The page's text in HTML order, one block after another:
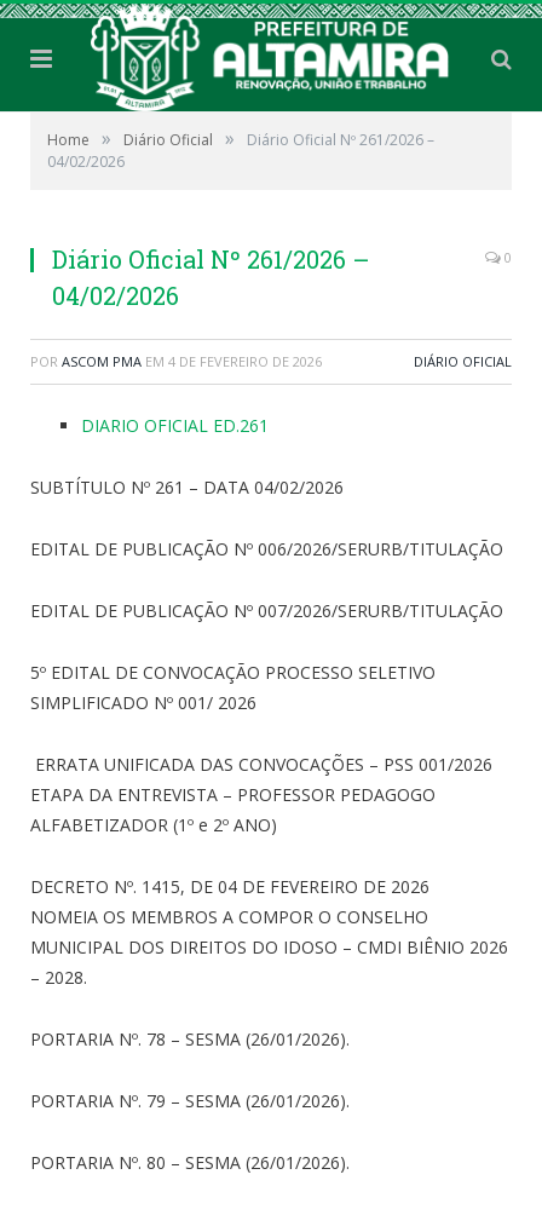
Home » Diário Oficial »
Diário Oficial Nº 261/2026 –
04/02/2026
Diário Oficial Nº 261/2026 –
04/02/2026
0
POR ASCOM PMA EM 4 DE FEVEREIRO DE 2026 DIÁRIO OFICIAL
DIARIO OFICIAL ED.261
SUBTÍTULO Nº 261 – DATA 04/02/2026
EDITAL DE PUBLICAÇÃO Nº 006/2026/SERURB/TITULAÇÃO
EDITAL DE PUBLICAÇÃO Nº 007/2026/SERURB/TITULAÇÃO
5º EDITAL DE CONVOCAÇÃO PROCESSO SELETIVO
SIMPLIFICADO Nº 001/ 2026
ERRATA UNIFICADA DAS CONVOCAÇÕES – PSS 001/2026
ETAPA DA ENTREVISTA – PROFESSOR PEDAGOGO
ALFABETIZADOR (1º e 2º ANO)
DECRETO Nº. 1415, DE 04 DE FEVEREIRO DE 2026
NOMEIA OS MEMBROS A COMPOR O CONSELHO
MUNICIPAL DOS DIREITOS DO IDOSO – CMDI BIÊNIO 2026
– 2028.
PORTARIA Nº. 78 – SESMA (26/01/2026).
PORTARIA Nº. 79 – SESMA (26/01/2026).
PORTARIA Nº. 80 – SESMA (26/01/2026).